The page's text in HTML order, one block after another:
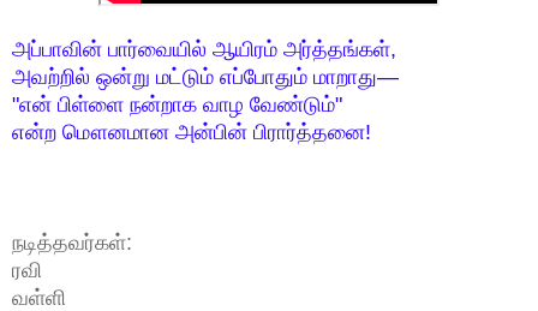
அப்பாவின் பார்வையில் ஆயிரம் அர்த்தங்கள்,
அவற்றில் ஒன்று மட்டும் எப்போதும் மாறாது—
"என் பிள்ளை நன்றாக வாழ வேண்டும்"
என்ற மௌனமான அன்பின் பிரார்த்தனை!
நடித்தவர்கள்:
ரவி
வள்ளி